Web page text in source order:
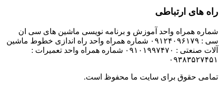
راه های ارتباطی
شماره همراه واحد آموزش و برنامه نویسی ماشین های سی ان
سی : ۰۹۱۲۴۰۹۶۱۷۹ شماره همراه واحد راه اندازی خطوط ماشین
آلات صنعتی : ۰۹۱۰۱۹۹۷۴۷۰ شماره همراه واحد تعمیرات :
۰۹۳۸۳۵۲۷۴۵۱
تمامی حقوق برای سایت ما محفوظ است.